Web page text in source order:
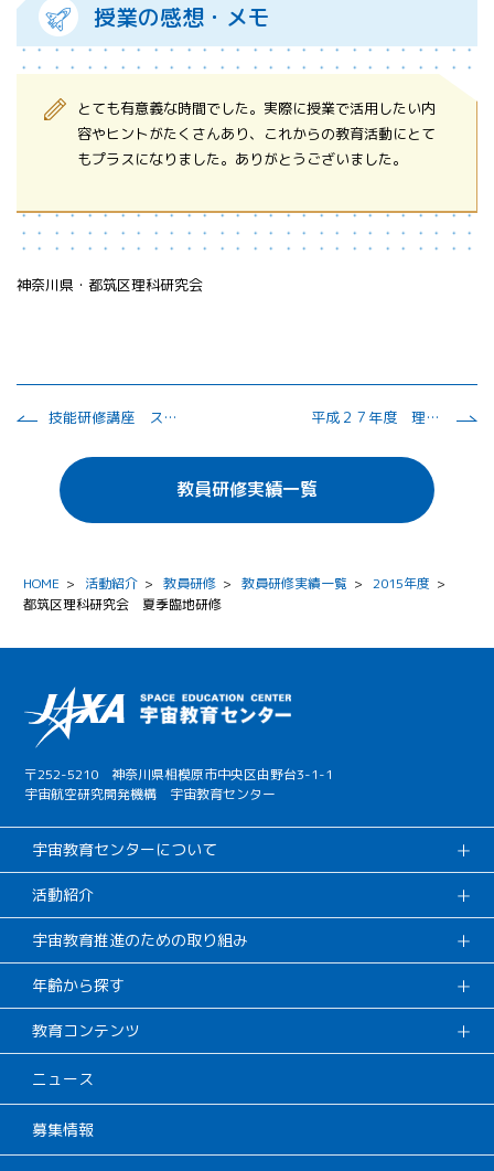
授業の感想・メモ
とても有意義な時間でした。実際に授業で活用したい内
容やヒントがたくさんあり、これからの教育活動にとて
もプラスになりました。ありがとうございました。
神奈川県・都筑区理科研究会
技能研修講座 スキルアップコース（理科） 平成２７年度 理科巡検 市川市教育委員会主催研修会
教員研修実績一覧
HOME > 活動紹介 > 教員研修 > 教員研修実績一覧 > 2015年度 >
都筑区理科研究会 夏季臨地研修
〒252-5210 神奈川県相模原市中央区由野台3-1-1
宇宙航空研究開発機構 宇宙教育センター
宇宙教育センターについて
活動紹介
宇宙教育推進のための取り組み
年齢から探す
教育コンテンツ
ニュース
募集情報